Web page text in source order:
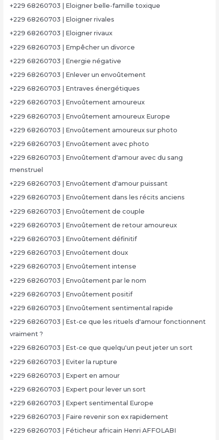
+229 68260703 | Eloigner belle-famille toxique
+229 68260703 | Eloigner rivales
+229 68260703 | Eloigner rivaux
+229 68260703 | Empêcher un divorce
+229 68260703 | Energie négative
+229 68260703 | Enlever un envoûtement
+229 68260703 | Entraves énergétiques
+229 68260703 | Envoûtement amoureux
+229 68260703 | Envoûtement amoureux Europe
+229 68260703 | Envoûtement amoureux sur photo
+229 68260703 | Envoûtement avec photo
+229 68260703 | Envoûtement d'amour avec du sang
menstruel
+229 68260703 | Envoûtement d'amour puissant
+229 68260703 | Envoûtement dans les récits anciens
+229 68260703 | Envoûtement de couple
+229 68260703 | Envoûtement de retour amoureux
+229 68260703 | Envoûtement définitif
+229 68260703 | Envoûtement doux
+229 68260703 | Envoûtement intense
+229 68260703 | Envoûtement par le nom
+229 68260703 | Envoûtement positif
+229 68260703 | Envoûtement sentimental rapide
+229 68260703 | Est-ce que les rituels d'amour fonctionnent
vraiment ?
+229 68260703 | Est-ce que quelqu'un peut jeter un sort
+229 68260703 | Eviter la rupture
+229 68260703 | Expert en amour
+229 68260703 | Expert pour lever un sort
+229 68260703 | Expert sentimental Europe
+229 68260703 | Faire revenir son ex rapidement
+229 68260703 | Féticheur africain Henri AFFOLABI